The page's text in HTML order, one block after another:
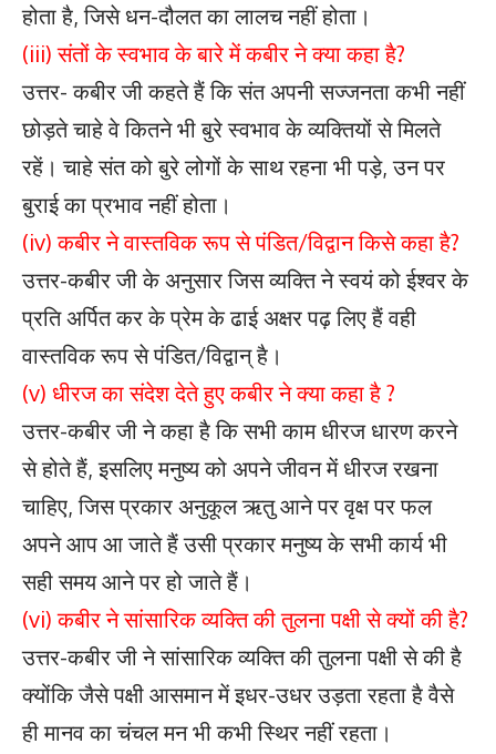
होता है, जिसे धन-दौलत का लालच नहीं होता।
(iii) संतों के स्वभाव के बारे में कबीर ने क्या कहा है?
उत्तर- कबीर जी कहते हैं कि संत अपनी सज्जनता कभी नहीं
छोड़ते चाहे वे कितने भी बुरे स्वभाव के व्यक्तियों से मिलते
रहें। चाहे संत को बुरे लोगों के साथ रहना भी पड़े, उन पर
बुराई का प्रभाव नहीं होता।
(iv) कबीर ने वास्तविक रूप से पंडित/विद्वान किसे कहा है?
उत्तर-कबीर जी के अनुसार जिस व्यक्ति ने स्वयं को ईश्वर के
प्रति अर्पित कर के प्रेम के ढाई अक्षर पढ़ लिए हैं वही
वास्तविक रूप से पंडित/विद्वान् है।
(v) धीरज का संदेश देते हुए कबीर ने क्या कहा है ?
उत्तर-कबीर जी ने कहा है कि सभी काम धीरज धारण करने
से होते हैं, इसलिए मनुष्य को अपने जीवन में धीरज रखना
चाहिए, जिस प्रकार अनुकूल ऋतु आने पर वृक्ष पर फल
अपने आप आ जाते हैं उसी प्रकार मनुष्य के सभी कार्य भी
सही समय आने पर हो जाते हैं।
(vi) कबीर ने सांसारिक व्यक्ति की तुलना पक्षी से क्यों की है?
उत्तर-कबीर जी ने सांसारिक व्यक्ति की तुलना पक्षी से की है
क्योंकि जैसे पक्षी आसमान में इधर-उधर उड़ता रहता है वैसे
ही मानव का चंचल मन भी कभी स्थिर नहीं रहता।